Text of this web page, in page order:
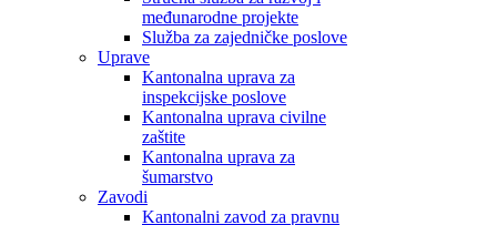
međunarodne projekte
Služba za zajedničke poslove
Uprave
Kantonalna uprava za
inspekcijske poslove
Kantonalna uprava civilne
zaštite
Kantonalna uprava za
šumarstvo
Zavodi
Kantonalni zavod za pravnu